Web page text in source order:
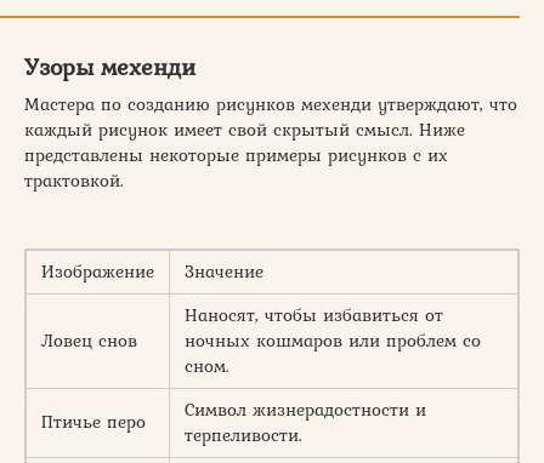
Узоры мехенди
Мастера по созданию рисунков мехенди утверждают, что
каждый рисунок имеет свой скрытый смысл. Ниже
представлены некоторые примеры рисунков с их
трактовкой.
Изображение Значение
Ловец снов
Наносят, чтобы избавиться от
ночных кошмаров или проблем со
сном.
Птичье перо
Символ жизнерадостности и
терпеливости.